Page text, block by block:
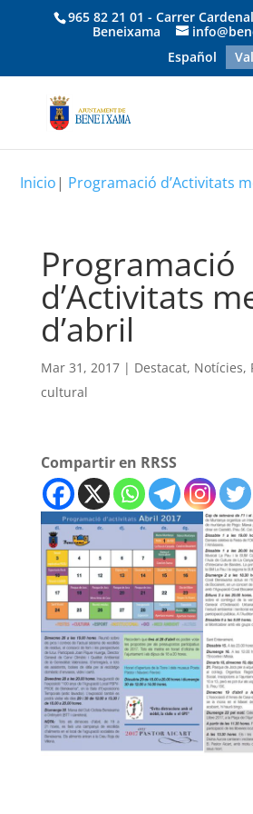
965 82 21 01 - Carrer
Beneixama
Español
Inicio| Programació d’Activitats
Programació
d’Activitats
d’abril
Mar 31, 2017| Destacat, Notícies,
cultural
Compartir en RRSS